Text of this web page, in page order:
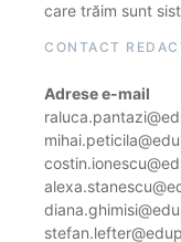
care trăim sunt
CONTACT
Adrese e-mail